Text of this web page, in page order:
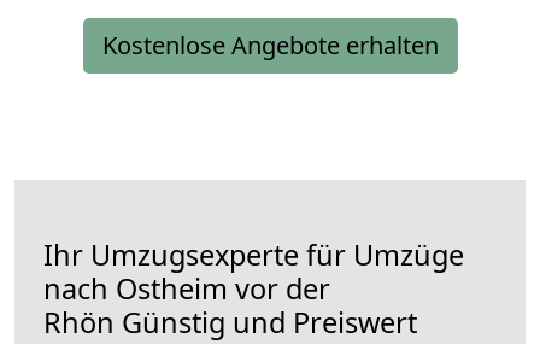
Kostenlose Angebote erhalten
Ihr Umzugsexperte für Umzüge
nach Ostheim vor der
Rhön Günstig und Preiswert